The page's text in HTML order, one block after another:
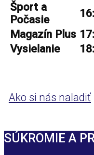
Šport a
Počasie
Magazín Plus
Vysielanie
Ako si nás naladiť
SÚKROMIE A